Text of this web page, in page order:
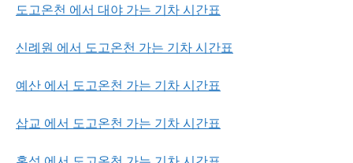
도고온천 에서 대야 가는 기차 시간표
신례원 에서 도고온천 가는 기차 시간표
예산 에서 도고온천 가는 기차 시간표
삽교 에서 도고온천 가는 기차 시간표